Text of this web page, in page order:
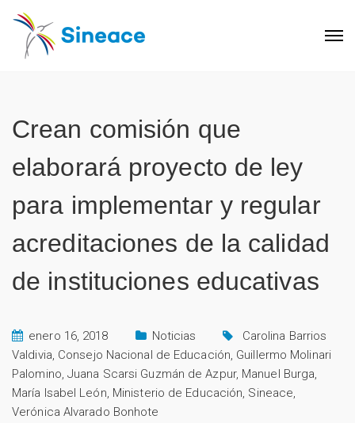
Crean comisión que
elaborará proyecto de ley
para implementar y regular
acreditaciones de la calidad
de instituciones educativas
enero 16, 2018 Noticias
Carolina Barrios
Valdivia, Consejo Nacional de Educación, Guillermo Molinari
Palomino,Juana Scarsi Guzmán de Azpur, Manuel Burga,
María Isabel León, Ministerio de Educación, Sineace,
Verónica Alvarado Bonhote